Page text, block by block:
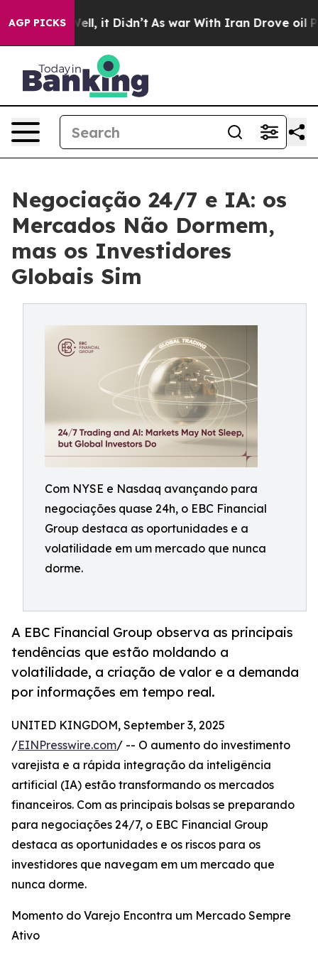
AGP PICKS
Well, it Didn’t As war With Iran Drove oil Prices
Negociação 24/7 e IA: os
Mercados Não Dormem,
mas os Investidores
Globais Sim
Com NYSE e Nasdaq avançando para
negociações quase 24h, o EBC Financial
Group destaca as oportunidades e a
volatilidade em um mercado que nunca
dorme.
A EBC Financial Group observa as principais
tendências que estão moldando a
volatilidade, a criação de valor e a demanda
por informações em tempo real.
UNITED KINGDOM, September 3, 2025
/EINPresswire.com/ -- O aumento do investimento
varejista e a rápida integração da inteligência
artificial (IA) estão transformando os mercados
financeiros. Com as principais bolsas se preparando
para negociações 24/7, o EBC Financial Group
destaca as oportunidades e os riscos para os
investidores que navegam em um mercado que
nunca dorme.
Momento do Varejo Encontra um Mercado Sempre
Ativo